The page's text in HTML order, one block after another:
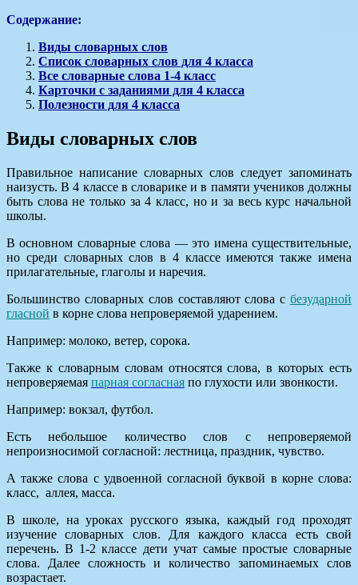
Содержание:
Виды словарных слов
Список словарных слов для 4 класса
Все словарные слова 1-4 класс
Карточки с заданиями для 4 класса
Полезности для 4 класса
Виды словарных слов
Правильное написание словарных слов следует запоминать
наизусть. В 4 классе в словарике и в памяти учеников должны
быть слова не только за 4 класс, но и за весь курс начальной
школы.
В основном словарные слова — это имена существительные,
но среди словарных слов в 4 классе имеются также имена
прилагательные, глаголы и наречия.
Большинство словарных слов составляют слова с безударной
гласной в корне слова непроверяемой ударением.
Например: молоко, ветер, сорока.
Также к словарным словам относятся слова, в которых есть
непроверяемая парная согласная по глухости или звонкости.
Например: вокзал, футбол.
Есть небольшое количество слов с непроверяемой
непроизносимой согласной: лестница, праздник, чувство.
А также слова с удвоенной согласной буквой в корне слова:
класс, аллея, масса.
В школе, на уроках русского языка, каждый год проходят
изучение словарных слов. Для каждого класса есть свой
перечень. В 1-2 классе дети учат самые простые словарные
слова. Далее сложность и количество запоминаемых слов
возрастает.